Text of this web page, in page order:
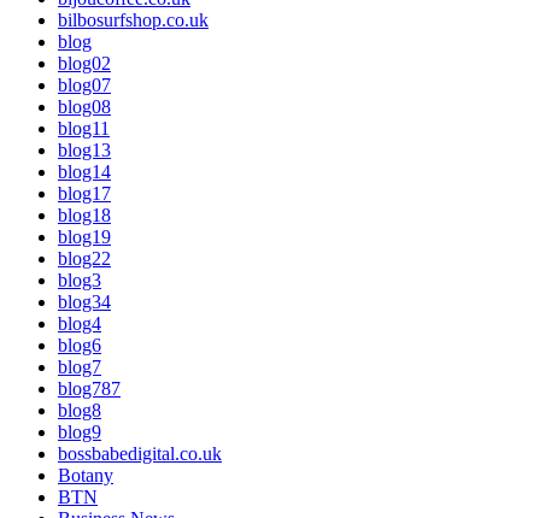
bilbosurfshop.co.uk
blog
blog02
blog07
blog08
blog11
blog13
blog14
blog17
blog18
blog19
blog22
blog3
blog34
blog4
blog6
blog7
blog787
blog8
blog9
bossbabedigital.co.uk
Botany
BTN